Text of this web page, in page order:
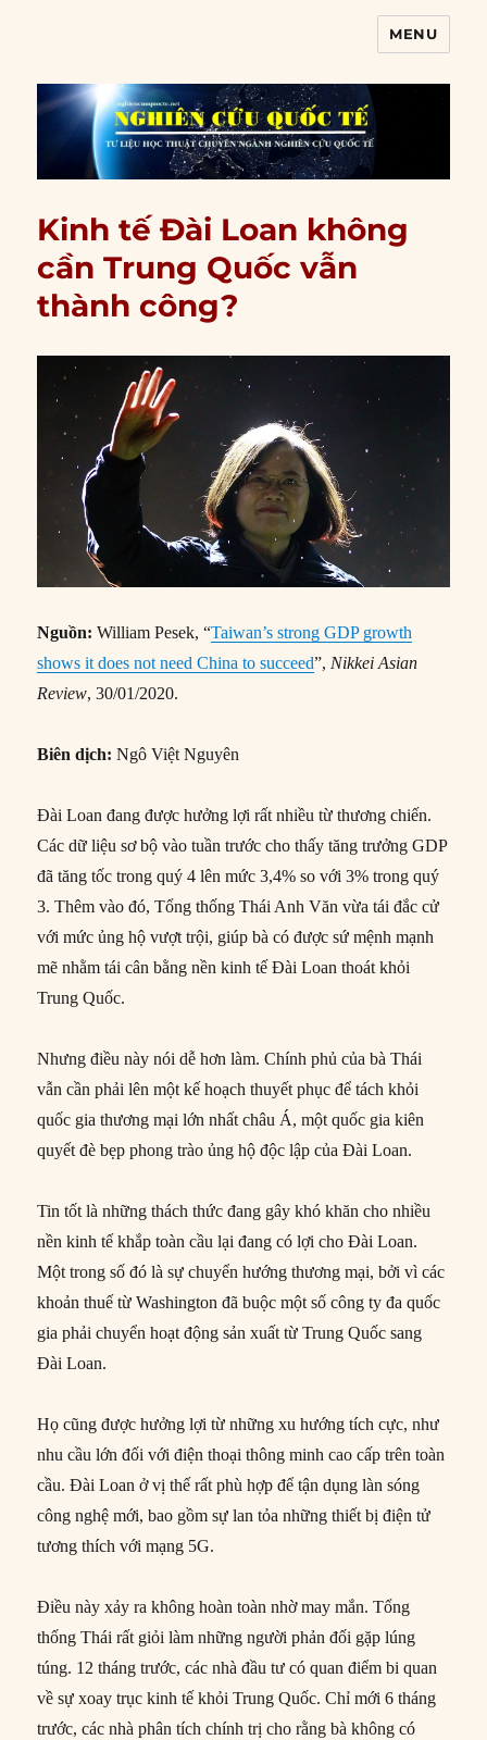
MENU
Kinh tế Đài Loan không
cần Trung Quốc vẫn
thành công?
Nguồn:William Pesek, “Taiwan’s strong GDP growth
shows it does not need China to succeed”, Nikkei Asian
Review, 30/01/2020.
Biên dịch: Ngô Việt Nguyên
Đài Loan đang được hưởng lợi rất nhiều từ thương chiến.
Các dữ liệu sơ bộ vào tuần trước cho thấy tăng trưởng GDP
đã tăng tốc trong quý 4 lên mức 3,4% so với 3% trong quý
3. Thêm vào đó, Tổng thống Thái Anh Văn vừa tái đắc cử
với mức ủng hộ vượt trội, giúp bà có được sứ mệnh mạnh
mẽ nhằm tái cân bằng nền kinh tế Đài Loan thoát khỏi
Trung Quốc.
Nhưng điều này nói dễ hơn làm. Chính phủ của bà Thái
vẫn cần phải lên một kế hoạch thuyết phục để tách khỏi
quốc gia thương mại lớn nhất châu Á, một quốc gia kiên
quyết đè bẹp phong trào ủng hộ độc lập của Đài Loan.
Tin tốt là những thách thức đang gây khó khăn cho nhiều
nền kinh tế khắp toàn cầu lại đang có lợi cho Đài Loan.
Một trong số đó là sự chuyển hướng thương mại, bởi vì các
khoản thuế từ Washington đã buộc một số công ty đa quốc
gia phải chuyển hoạt động sản xuất từ Trung Quốc sang
Đài Loan.
Họ cũng được hưởng lợi từ những xu hướng tích cực, như
nhu cầu lớn đối với điện thoại thông minh cao cấp trên toàn
cầu. Đài Loan ở vị thế rất phù hợp để tận dụng làn sóng
công nghệ mới, bao gồm sự lan tỏa những thiết bị điện tử
tương thích với mạng 5G.
Điều này xảy ra không hoàn toàn nhờ may mắn. Tổng
thống Thái rất giỏi làm những người phản đối gặp lúng
túng. 12 tháng trước, các nhà đầu tư có quan điểm bi quan
về sự xoay trục kinh tế khỏi Trung Quốc. Chỉ mới 6 tháng
trước, các nhà phân tích chính trị cho rằng bà không có